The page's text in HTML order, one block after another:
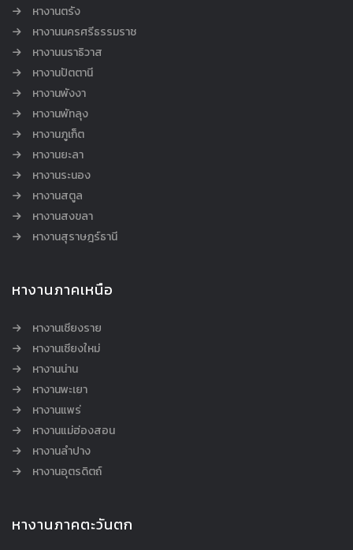
หางานตรัง
หางานนครศรีธรรมราช
หางานนราธิวาส
หางานปัตตานี
หางานพังงา
หางานพัทลุง
หางานภูเก็ต
หางานยะลา
หางานระนอง
หางานสตูล
หางานสงขลา
หางานสุราษฎร์ธานี
หางานภาคเหนือ
หางานเชียงราย
หางานเชียงใหม่
หางานน่าน
หางานพะเยา
หางานแพร่
หางานแม่ฮ่องสอน
หางานลำปาง
หางานอุตรดิตถ์
หางานภาคตะวันตก